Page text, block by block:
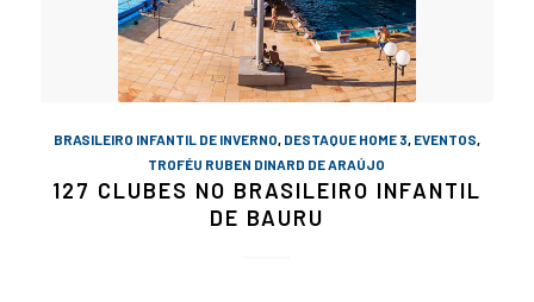
BRASILEIRO INFANTIL DE INVERNO, DESTAQUE HOME 3, EVENTOS,
TROFÉU RUBEN DINARD DE ARAÚJO
127 CLUBES NO BRASILEIRO INFANTIL
DE BAURU